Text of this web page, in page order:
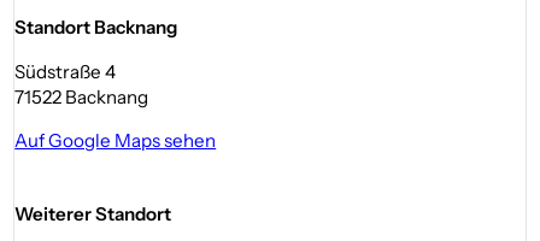
Standort Backnang
Südstraße 4
71522 Backnang
Auf Google Maps sehen
Weiterer Standort